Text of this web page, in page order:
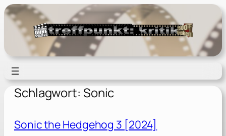
Zum
Inhalt
springen
Schlagwort: Sonic
Sonic the Hedgehog 3 [2024]